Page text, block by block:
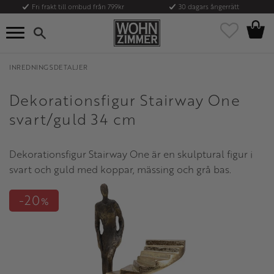
Meny
Fri frakt till ombud från 799kr 30 dagars ångerrätt
Favoriter
INREDNINGSDETALJER
Dekorationsfigur Stairway One
svart/guld 34 cm
Dekorationsfigur Stairway One är en skulptural figur i
svart och guld med koppar, mässing och grå bas.
20%